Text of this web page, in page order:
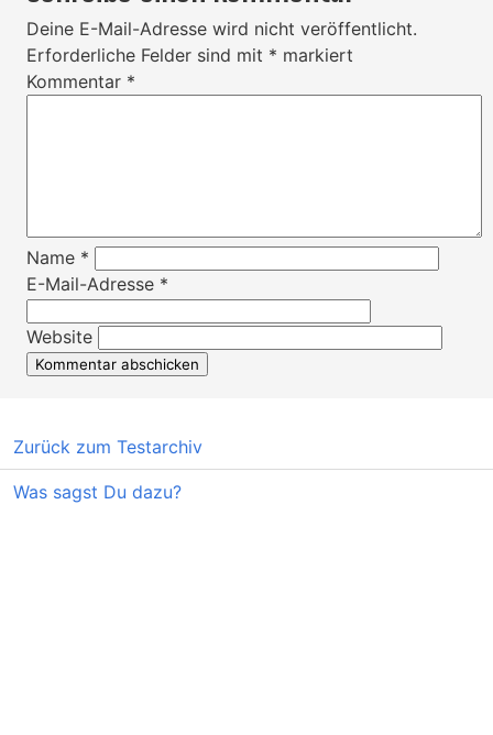
Deine E-Mail-Adresse wird nicht veröffentlicht.
Erforderliche Felder sind mit * markiert
Kommentar *
Name *
E-Mail-Adresse *
Website
Zurück zum Testarchiv
Was sagst Du dazu?